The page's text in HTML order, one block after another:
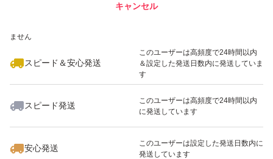
ません
スピード＆安心発送
このユーザーは高頻度で24時間以内
＆設定した発送日数内に発送していま
す
スピード発送
このユーザーは高頻度で24時間以内
に発送しています
安心発送
このユーザーは設定した発送日数内に
発送しています
キャンセル
いいね！
1,333